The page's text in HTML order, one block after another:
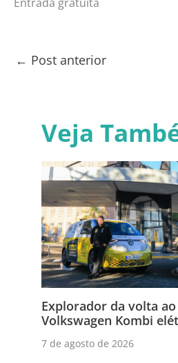
← Post anterior
Veja
Explorador da volta
Volkswagen Kombi
7 de agosto de 2026